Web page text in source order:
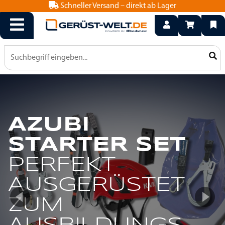
Schneller Versand – direkt ab Lager
0800 15 50 550
info@geruest-welt.de
AZUBI
STARTER SET
PERFEKT
AUSGERÜSTET
ZUM
JETZT
FRAMESCAFF
ENTDECKEN!
KOMPATIBEL
MIT LAYHER
GERÜST-
WELT.DE
DEIN
ONLINESHOP